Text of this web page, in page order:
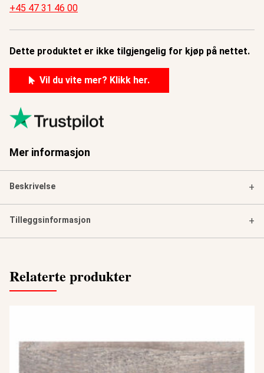
+45 47 31 46 00
Dette produktet er ikke tilgjengelig for kjøp på nettet.
Vil du vite mer? Klikk her.
Mer informasjon
Beskrivelse +
Tilleggsinformasjon +
Relaterte produkter